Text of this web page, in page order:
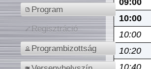
Program
Regisztráció
Programbizottság
10:00
10:00
10:20
10:40